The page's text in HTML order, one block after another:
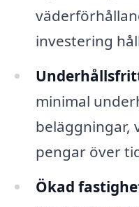
investering
minimal
beläggningar,
pengar över
Ökad